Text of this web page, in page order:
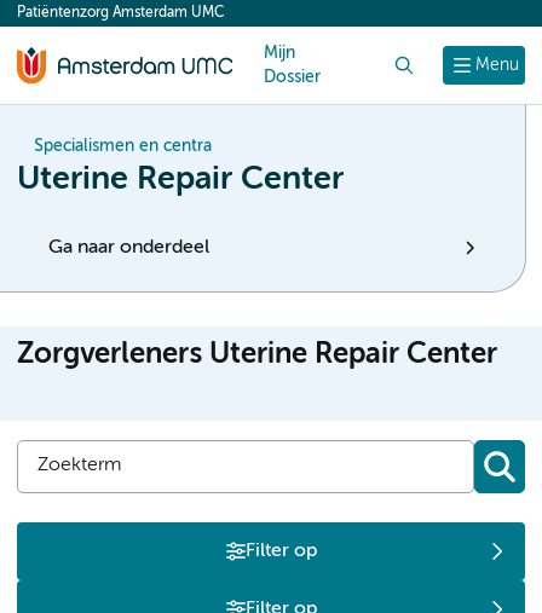
content
Menu
Patiëntenzorg Amsterdam UMC
Mijn
Dossier
Specialismen en centra
Uterine Repair Center
Ga naar onderdeel
Zorgverleners Uterine Repair Center
Filter op
Filter op